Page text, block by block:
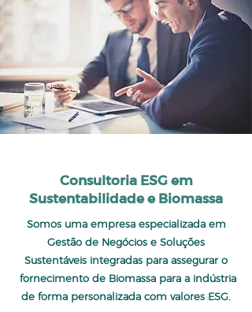
Consultoria ESG em
Sustentabilidade e Biomassa
Somos uma empresa especializada em
Gestão de Negócios e Soluções
Sustentáveis integradas para assegurar o
fornecimento de Biomassa para a indústria
de forma personalizada com valores ESG.